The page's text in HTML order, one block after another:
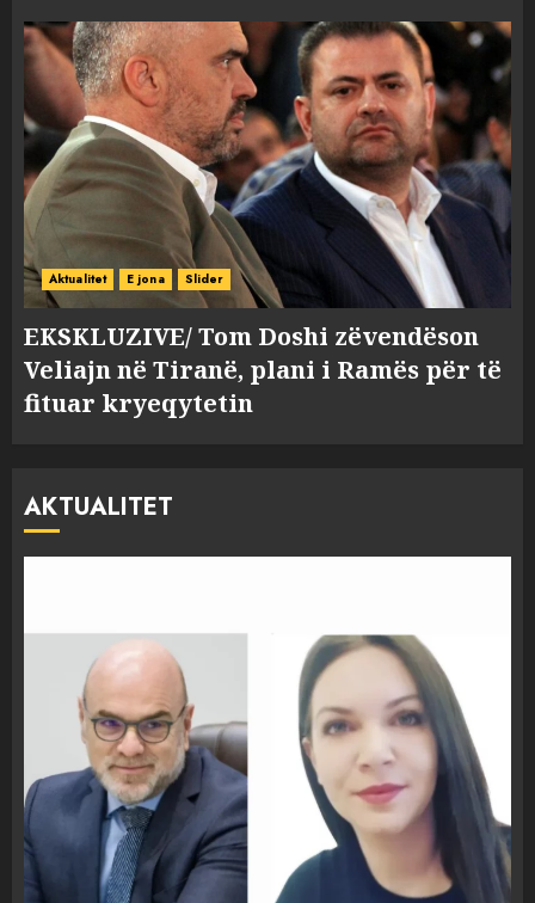
Aktualitet E jona Slider
EKSKLUZIVE/ Tom Doshi zëvendëson
Veliajn në Tiranë, plani i Ramës për të
fituar kryeqytetin
AKTUALITET